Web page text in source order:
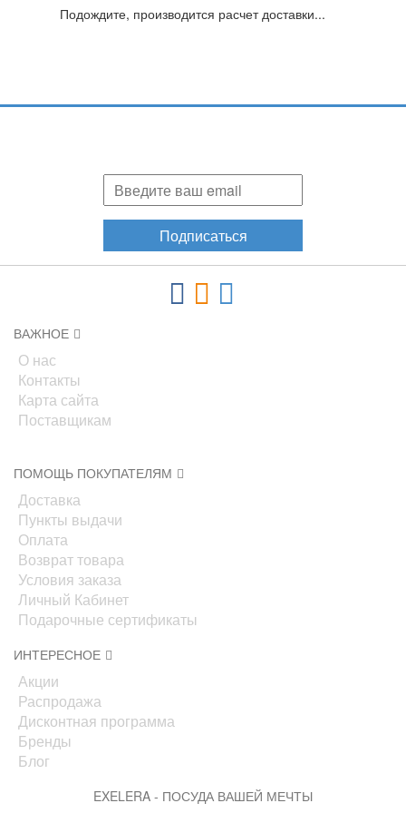
Подождите, производится расчет доставки...
Подписаться
ВАЖНОЕ
О нас
Контакты
Карта сайта
Поставщикам
ПОМОЩЬ ПОКУПАТЕЛЯМ
Доставка
Пункты выдачи
Оплата
Возврат товара
Условия заказа
Личный Кабинет
Подарочные сертификаты
ИНТЕРЕСНОЕ
Акции
Распродажа
Дисконтная программа
Бренды
Блог
EXELERA - ПОСУДА ВАШЕЙ МЕЧТЫ